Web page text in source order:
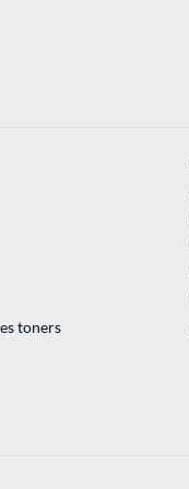
toners